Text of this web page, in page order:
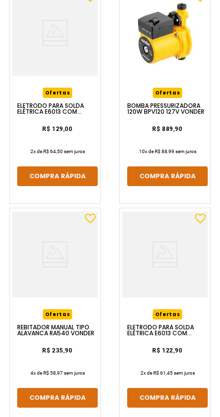
Ofertas
ELETRODO PARA SOLDA
ELÉTRICA E6013 COM
R$ 129,00
2x deR$ 64,50 sem juros
COMPRA RÁPIDA
Ofertas
BOMBA PRESSURIZADORA
120W BPV120 127V VONDER
R$ 889,90
10x deR$ 88,99 sem juros
COMPRA RÁPIDA
Ofertas
REBITADOR MANUAL TIPO
ALAVANCA RA540 VONDER
R$ 235,90
4x deR$ 58,97sem juros
COMPRA RÁPIDA
Ofertas
ELETRODO PARA SOLDA
ELÉTRICA E6013 COM
R$ 122,90
2x deR$ 61,45sem juros
COMPRA RÁPIDA